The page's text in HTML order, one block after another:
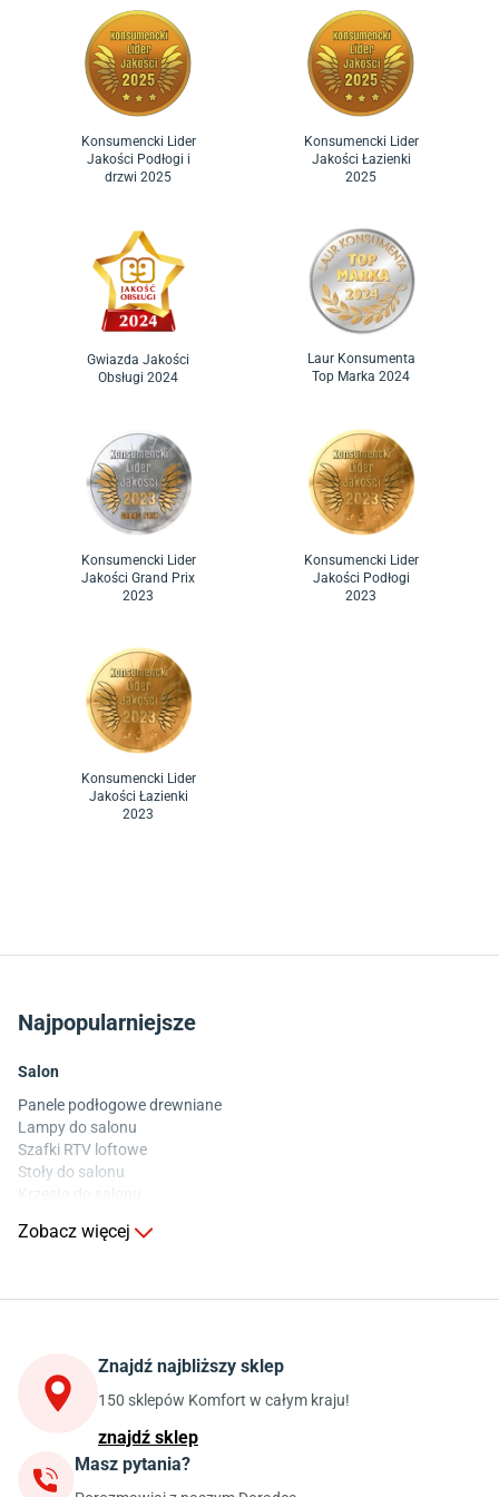
Konsumencki Lider
Jakości Podłogi i
drzwi 2025
Konsumencki Lider
Jakości Łazienki
2025
Gwiazda Jakości
Obsługi 2024
Laur Konsumenta
Top Marka 2024
Konsumencki Lider
Jakości Grand Prix
2023
Konsumencki Lider
Jakości Podłogi
2023
Konsumencki Lider
Jakości Łazienki
2023
Najpopularniejsze
Salon
Panele podłogowe drewniane
Lampy do salonu
Szafki RTV loftowe
Stoły do salonu
Stoły do kuchni
Szafki kuchenne wiszące (górne)
Szafki pod zlewozmywak
Blaty kuchenne laminowane
Jadalnia
Zobacz więcej
Znajdź najbliższy sklep
150 sklepów Komfort w całym kraju!
znajdź sklep
Masz pytania?